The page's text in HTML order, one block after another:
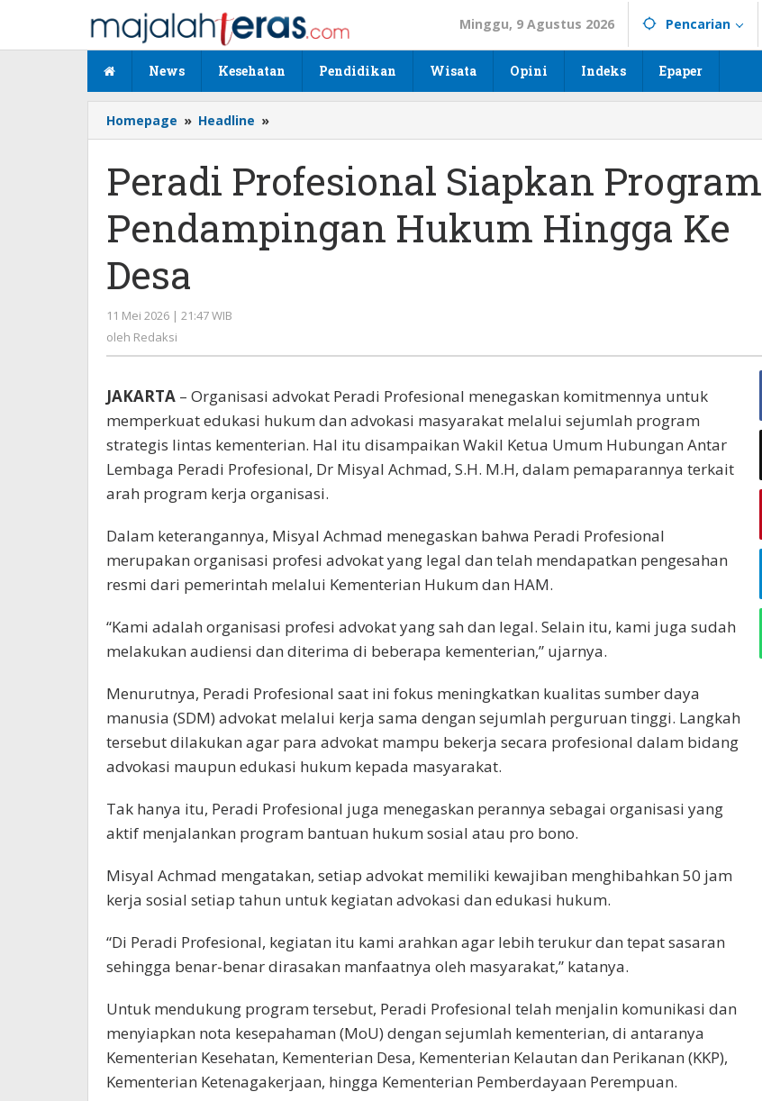
konten
Minggu, 9 Agustus 2026 Pencarian
News Kesehatan Pendidikan Wisata Opini Indeks Epaper
Homepage » Headline »
Profesional
Program
Pendampingan
Hukum
Hingga
Peradi Profesional Siapkan Program
Pendampingan Hukum Hingga Ke
Desa
11 Mei 2026 | 21:47 WIB
oleh Redaksi
JAKARTA – Organisasi advokat Peradi Profesional menegaskan komitmennya untuk
memperkuat edukasi hukum dan advokasi masyarakat melalui sejumlah program
strategis lintas kementerian. Hal itu disampaikan Wakil Ketua Umum Hubungan Antar
Lembaga Peradi Profesional, Dr Misyal Achmad, S.H. M.H, dalam pemaparannya terkait
arah program kerja organisasi.
Dalam keterangannya, Misyal Achmad menegaskan bahwa Peradi Profesional
merupakan organisasi profesi advokat yang legal dan telah mendapatkan pengesahan
resmi dari pemerintah melalui Kementerian Hukum dan HAM.
“Kami adalah organisasi profesi advokat yang sah dan legal. Selain itu, kami juga sudah
melakukan audiensi dan diterima di beberapa kementerian,” ujarnya.
Menurutnya, Peradi Profesional saat ini fokus meningkatkan kualitas sumber daya
manusia (SDM) advokat melalui kerja sama dengan sejumlah perguruan tinggi. Langkah
tersebut dilakukan agar para advokat mampu bekerja secara profesional dalam bidang
advokasi maupun edukasi hukum kepada masyarakat.
Tak hanya itu, Peradi Profesional juga menegaskan perannya sebagai organisasi yang
aktif menjalankan program bantuan hukum sosial atau pro bono.
Misyal Achmad mengatakan, setiap advokat memiliki kewajiban menghibahkan 50 jam
kerja sosial setiap tahun untuk kegiatan advokasi dan edukasi hukum.
“Di Peradi Profesional, kegiatan itu kami arahkan agar lebih terukur dan tepat sasaran
sehingga benar-benar dirasakan manfaatnya oleh masyarakat,” katanya.
Untuk mendukung program tersebut, Peradi Profesional telah menjalin komunikasi dan
menyiapkan nota kesepahaman (MoU) dengan sejumlah kementerian, di antaranya
Kementerian Kesehatan, Kementerian Desa, Kementerian Kelautan dan Perikanan (KKP),
Kementerian Ketenagakerjaan, hingga Kementerian Pemberdayaan Perempuan.